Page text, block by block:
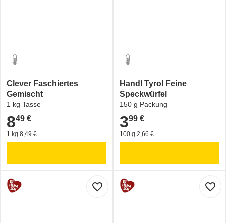
Clever Faschiertes
Gemischt
1 kg Tasse
8,49 €
849 €
1 kg 8,49 €
Handl Tyrol Feine
Speckwürfel
150 g Packung
3,99 €
399 €
100 g 2,66 €
favorite_border favorite_border